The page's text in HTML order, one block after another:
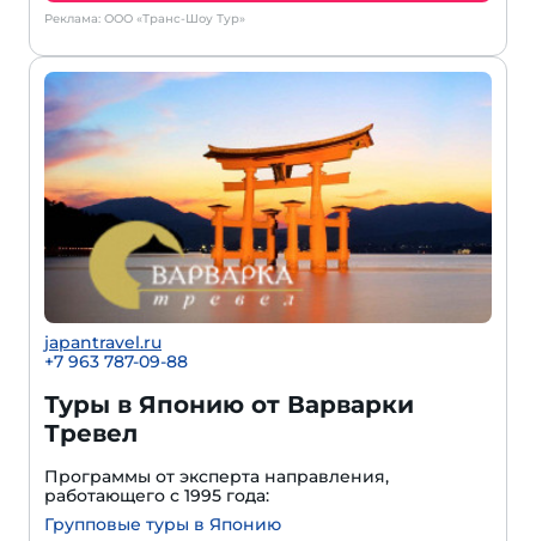
Реклама: ООО «Транс-Шоу Тур»
japantravel.ru
+7 963 787-09-88
Туры в Японию от Варварки
Тревел
Программы от эксперта направления,
работающего с 1995 года:
Групповые туры в Японию